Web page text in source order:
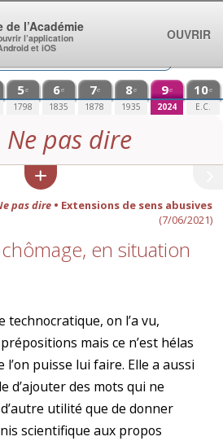
5e
1798
6e
1835
7e
1878
8e
1935
9e
2024
10e
E.C.
Ne pas dire
pas dire• Extensions de sens abusives
(7/06/2021)
en situation
technocratique, on l’a vu,
mais ce n’est hélas
puisse lui faire. Elle a aussi
d’ajouter des mots qui ne
utilité que de donner
scientifique aux propos
l’Académie
l’application
et iOS
OUVRIR